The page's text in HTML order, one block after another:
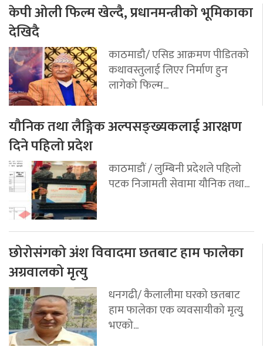
केपी ओली फिल्म खेल्दै, प्रधानमन्त्रीको भूमिकाका
देखिदै
काठमाडौ/ एसिड आक्रमण पीडितको
कथावस्तुलाई लिएर निर्माण हुन
लागेको फिल्म...
यौनिक तथा लैङ्गिक अल्पसङ्ख्यकलाई आरक्षण
दिने पहिलो प्रदेश
काठमाडौं / लुम्बिनी प्रदेशले पहिलो
पटक निजामती सेवामा यौनिक तथा...
छोरोसंगको अंश विवादमा छतबाट हाम फालेका
अग्रवालको मृत्यु
धनगढी/ कैलालीमा घरको छतबाट
हाम फालेका एक व्यवसायीको मृत्युु
भएको...